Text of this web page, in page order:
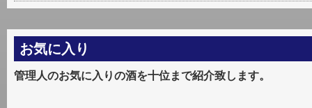
お気に入り
管理人のお気に入りの酒を十位まで紹介致します。